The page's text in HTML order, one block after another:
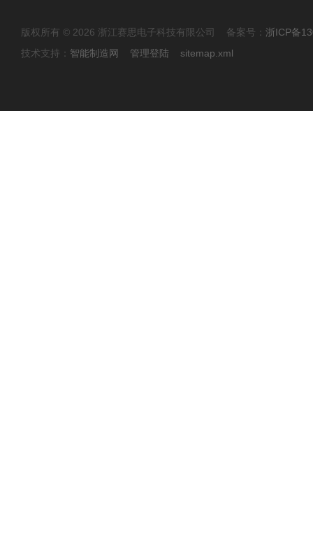
版权所有 © 2026 浙江赛思电子科技有限公司 备案号： 浙ICP备
技术支持： 智能制造网 管理登陆 sitemap.xml